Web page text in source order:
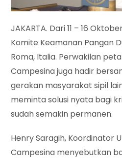
JAKARTA. Dari 11 – 16
Komite Keamanan Pangan
Roma, Italia. Perwakilan
Campesina juga hadir
gerakan masyarakat sipil
meminta solusi nyata bagi
sudah semakin permanen.
Henry Saragih, Koordinator
Campesina menyebutkan